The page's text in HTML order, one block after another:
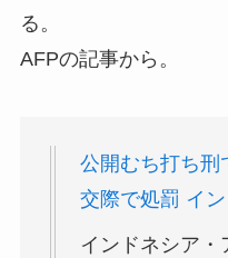
る。
AFPの記事から。
公開むち打ち刑
交際で処罰 イ
インドネシア・